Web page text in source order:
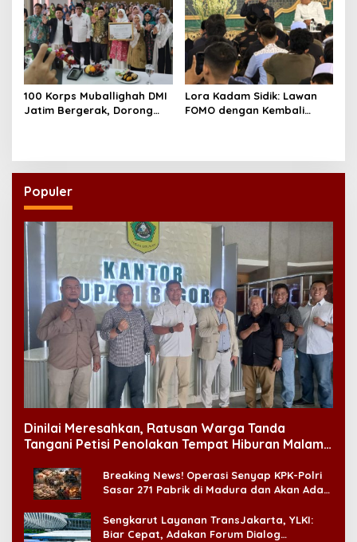
100 Korps Muballighah DMI
Jatim Bergerak, Dorong
Lora Kadam Sidik: Lawan
FOMO dengan Kembali
Populer
Dinilai Meresahkan, Ratusan Warga Tanda
Tangani Petisi Penolakan Tempat Hiburan Malam
Breaking News! Operasi Senyap KPK-Polri
Sasar 271 Pabrik di Madura dan Akan Ada
Sengkarut Layanan TransJakarta, YLKI:
Biar Cepat, Adakan Forum Dialog